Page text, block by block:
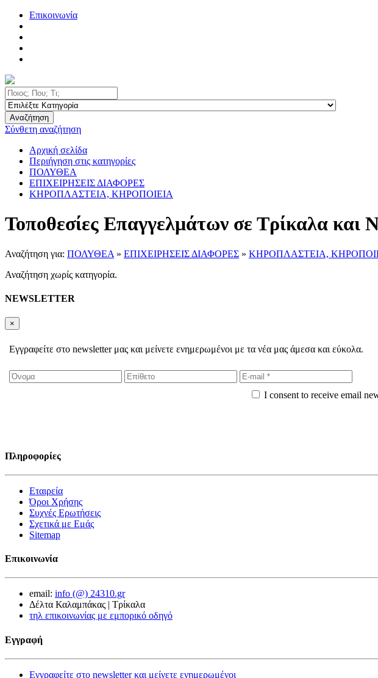
Επικοινωνία
Αναζήτηση
Σύνθετη αναζήτηση
Αρχική σελίδα
Περιήγηση στις κατηγορίες
ΠΟΛΥΘΕΑ
ΕΠΙΧΕΙΡΗΣΕΙΣ ΔΙΑΦΟΡΕΣ
ΚΗΡΟΠΛΑΣΤΕΙΑ, ΚΗΡΟΠΟΙΕΙΑ
Τοποθεσίες Επαγγελμάτων σε Τρίκαλα και
Αναζήτηση για: ΠΟΛΥΘΕΑ » ΕΠΙΧΕΙΡΗΣΕΙΣ ΔΙΑΦΟΡΕΣ » ΚΗΡΟΠΛΑΣΤΕΙΑ,
Αναζήτηση χωρίς κατηγορία.
NEWSLETTER
×
Εγγραφείτε στο newsletter μας και μείνετε ενημερωμένοι με τα νέα μας άμεσα και εύκολα.
I consent to receive email
Πληροφορίες
Εταιρεία
Όροι Χρήσης
Συχνές Ερωτήσεις
Σχετικά με Εμάς
Sitemap
Επικοινωνία
email: info (@) 24310.gr
Δέλτα Καλαμπάκας | Τρίκαλα
τηλ επικοινωνίας με εμπορικό οδηγό
Εγγραφή
Εγγραφείτε στο newsletter και μείνετε ενημερωμένοι